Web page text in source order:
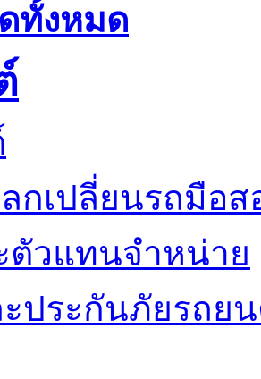
ทั้งหมด
กเปลี่ยนรถมือส
ตัวแทนจำหน่าย
ประกันภัยรถย